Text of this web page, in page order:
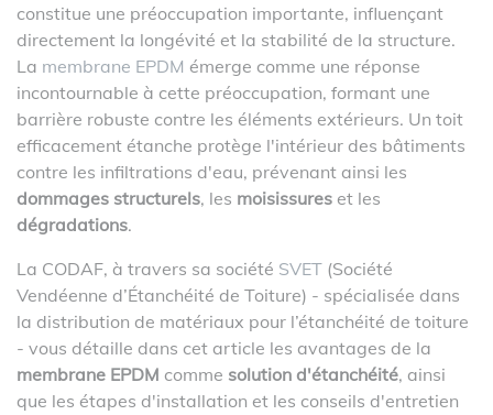
constitue une préoccupation importante, influençant
directement la longévité et la stabilité de la structure.
La membrane EPDM émerge comme une réponse
incontournable à cette préoccupation, formant une
barrière robuste contre les éléments extérieurs. Un toit
efficacement étanche protège l'intérieur des bâtiments
contre les infiltrations d'eau, prévenant ainsi les
dommages structurels, les moisissures et les
dégradations.
La CODAF, à travers sa société SVET (Société
Vendéenne d’Étanchéité de Toiture) - spécialisée dans
la distribution de matériaux pour l’étanchéité de toiture
- vous détaille dans cet article les avantages de la
membrane EPDM comme solution d'étanchéité, ainsi
que les étapes d'installation et les conseils d'entretien